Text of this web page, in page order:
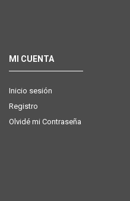
MI CUENTA
Inicio sesión
Registro
Olvidé mi Contraseña